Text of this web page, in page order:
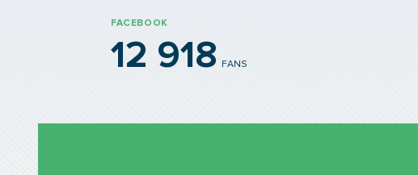
FACEBOOK
12 918 FANS